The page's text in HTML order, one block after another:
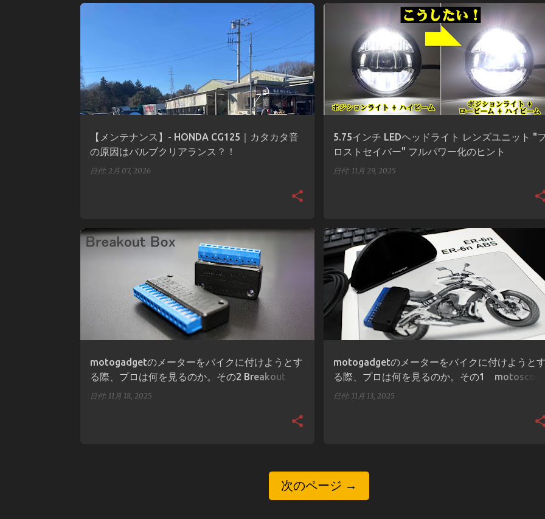
【メンテナンス】- HONDA CG125｜カタカタ音
の原因はバルブクリアランス？！
日付: 2月 07, 2026
バルブクリアランス
5.75インチ LEDヘッドライト レンズユニット "
ロストセイバー" フルパワー化のヒント
日付: 11月 29, 2025
ファイター日報 フロストセイバー ヘッドライト
motogadgetのメーターをバイクに付けようとす
る際、プロは何を見るのか。その2 Breakout
Box編
日付: 11月 18, 2025
MOTOGADGET MOTOSCOPE PRO カスタム
motogadgetのメーターをバイクに付けようと
る際、プロは何を見るのか。その1
pro編
日付: 11月 13, 2025
ER-6N カスタム モトガジェット
配線図
次のページ →